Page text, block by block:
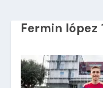
Fermin lópez